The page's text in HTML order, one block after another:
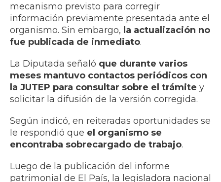
mecanismo previsto para corregir
información previamente presentada ante el
organismo. Sin embargo, la actualización no
fue publicada de inmediato.
La Diputada señaló que durante varios
meses mantuvo contactos periódicos con
la JUTEP para consultar sobre el trámite y
solicitar la difusión de la versión corregida.
Según indicó, en reiteradas oportunidades se
le respondió que el organismo se
encontraba sobrecargado de trabajo.
Luego de la publicación del informe
patrimonial de El País, la legisladora nacional